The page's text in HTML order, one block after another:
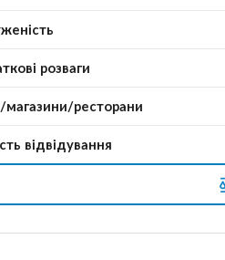
розваги
ресторани
відвідування